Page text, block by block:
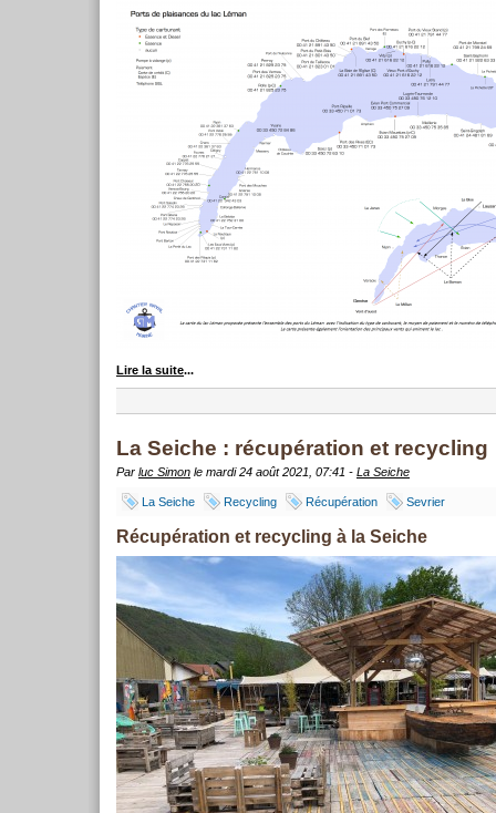
Lire la suite...
La Seiche : récupération et recycling
Par luc Simon le mardi 24 août 2021, 07:41 - La Seiche
La Seiche Recycling Récupération Sevrier
Récupération et recycling à la Seiche